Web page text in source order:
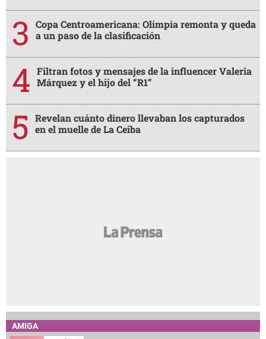
Copa Centroamericana: Olimpia remonta y queda
a un paso de la clasificación
Filtran fotos y mensajes de la influencer Valeria
Márquez y el hijo del “R1”
Revelan cuánto dinero llevaban los capturados
en el muelle de La Ceiba
AMIGA